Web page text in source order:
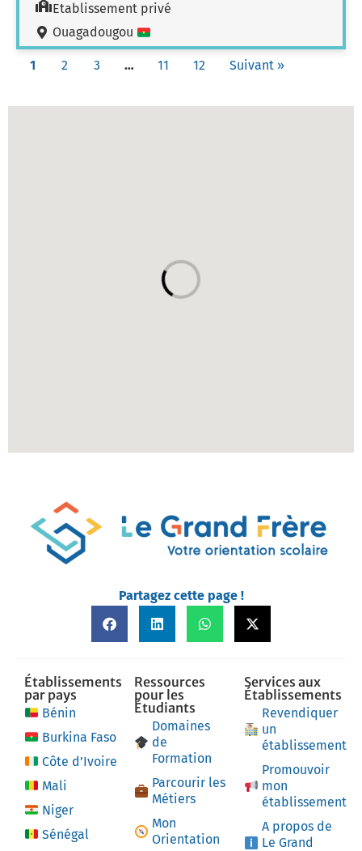
Etablissement privé
Ouagadougou
1 2 3 … 11 12 Suivant »
Partagez cette page !
Établissements
par pays
Bénin
Burkina Faso
Côte d’Ivoire
Mali
Niger
Sénégal
Ressources
pour les
Étudiants
Domaines
de
Formation
Parcourir les
Métiers
Mon
Orientation
Services aux
Établissements
Revendiquer
un
établissement
Promouvoir
mon
établissement
A propos de
Le Grand